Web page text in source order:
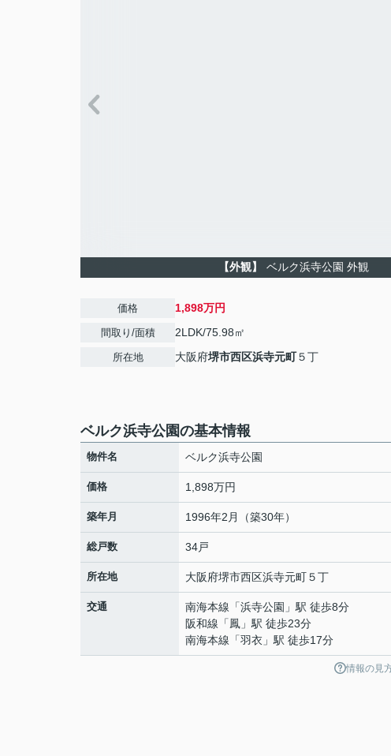
【外観】 ベルク浜寺公園 外観
価格 1,898万円
間取り/面積 2LDK/75.98㎡
所在地 大阪府堺市西区浜寺元町５丁
ベルク浜寺公園の基本情報
物件名 ベルク浜寺公園
価格 1,898万円
築年月 1996年2月（築30年）
総戸数 34戸
所在地 大阪府堺市西区浜寺元町５丁
交通 南海本線 「浜寺公園 」駅 徒歩8分
阪和線 「鳳 」駅 徒歩23分
南海本線 「羽衣 」駅 徒歩17分
情報の見